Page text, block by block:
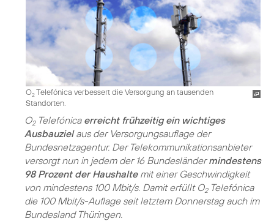
O2Telefónica verbessert die Versorgung an tausenden
Standorten.
O2Telefónica erreicht frühzeitig ein wichtiges
Ausbauzielaus der Versorgungsauflage der
Bundesnetzagentur. Der Telekommunikationsanbieter
versorgt nun in jedem der 16 Bundesländermindestens
98 Prozent der Haushaltemit einer Geschwindigkeit
von mindestens 100 Mbit/s. Damit erfüllt O2Telefónica
die 100 Mbit/s-Auflage seit letztem Donnerstag auch im
Bundesland Thüringen.